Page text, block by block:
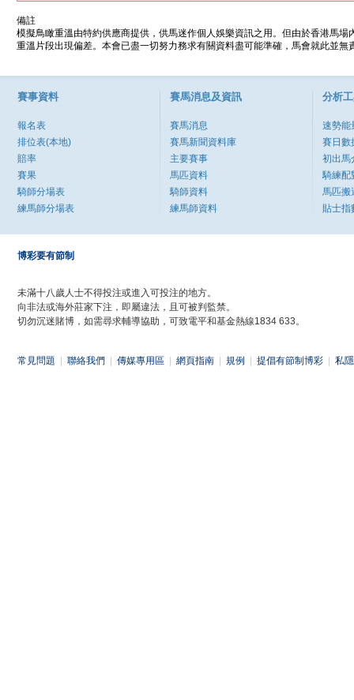
備註
模擬鳥瞰重溫由特約供應商提供，供馬迷作個人娛樂資訊之用。但由於香港馬
重溫片段出現偏差。本會已盡一切努力務求有關資料盡可能準確，馬會就此並
賽事資料
報名表
排位表(本地)
賠率
賽果
騎師分場表
練馬師分場表
賽馬消息及資訊
賽馬消息
賽馬新聞資料庫
主要賽事
馬匹資料
騎師資料
練馬師資料
分析
速勢能
賽日數
初出馬
騎練配
馬匹搬
貼士指
博彩要有節制
未滿十八歲人士不得投注或進入可投注的地方。
向非法或海外莊家下注，即屬違法，且可被判監禁。
切勿沉迷賭博，如需尋求輔導協助，可致電平和基金熱線1834 633。
常見問題 聯絡我們 傳媒專用區 網頁指南 規例 提倡有節制博彩 私